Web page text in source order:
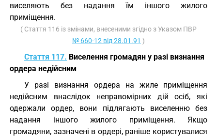
виселяють без надання їм іншого жилого
приміщення.
( Стаття 116 із змінами, внесеними згідно з Указом ПВР
№ 660-12 від 28.01.91 )
Стаття 117. Виселення громадян у разі визнання
ордера недійсним
У разі визнання ордера на жиле приміщення
недійсним внаслідок неправомірних дій осіб, які
одержали ордер, вони підлягають виселенню без
надання іншого жилого приміщення. Якщо
громадяни, зазначені в ордері, раніше користувалися